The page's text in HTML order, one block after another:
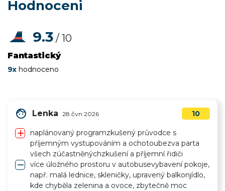
Hodnoceni
9.3 / 10
Fantastický
9x hodnoceno
face Lenka 28.čvn 2026
add
naplánovaný programzkušený průvodce s
příjemným vystupováním a ochotoubezva parta
všech zúčastněnýchzkušení a příjemní řidiči
remove více úložného prostoru v autobusevybavení pokoje,
např. malá lednice, skleničky, upravený balkonjídlo,
kde chyběla zelenina a ovoce, zbytečně moc
10